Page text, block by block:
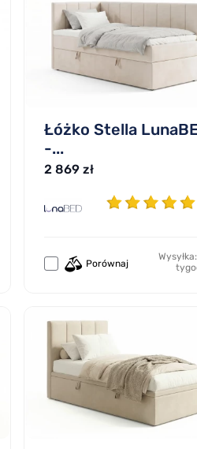
Łóżko Stella
-...
2 869 zł
Porównaj